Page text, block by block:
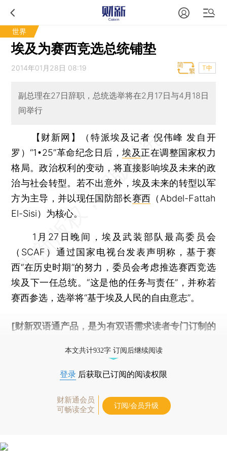
世界
埃及为赛西竞选总统铺垫
2014年01月28日 08:19 T中
副总理在27日辞职，总统选举将在2月17日与4月18日
间举行
【财新网】（特派埃及记者 倪伟峰 发自开
罗）“1•25”革命纪念日后，埃及正在调整国家权力
格局。政治权利的变动，将直接影响埃及未来的政
治与社会转型。若不出意外，埃及未来的转型以军
方为主导，并以现任国防部长赛西 （Abdel-Fattah
El-Sisi）为核心。
1月27日晚间，埃及武装部队最高委员会
（SCAF）通过国家电视台发表声明称，基于赛
西“在历史时期”的努力，委员会考虑推选赛西竞选
埃及下一任总统。“这是他的任务与责任”，并称若
赛西参选，选举将“基于埃及人民的自由意志”。
[财新双语通产品，是为有双语需求读者专门订制的
本文共计932字 订阅后继续阅读
登录 后获取已订阅的阅读权限
财新通会员
可畅读全文
订阅/会员升级